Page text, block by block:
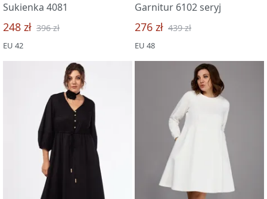
Sukienka 4081
248 zł 396 zł
EU 42
Garnitur 6102 seryj
276 zł 439 zł
EU 48